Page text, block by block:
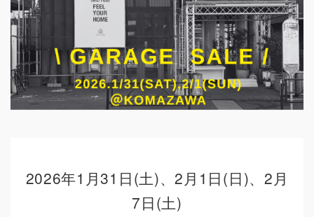
2026年1月31日(土)、2月1日(日)、2月
7日(土)